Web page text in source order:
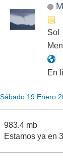
Sol
En
Sábado 19 Enero
983.4 mb
Estamos ya en